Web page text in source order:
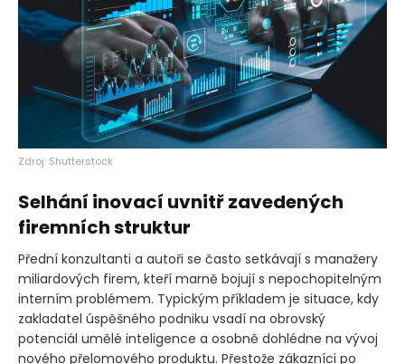
Zdroj: Shutterstock
Selhání inovací uvnitř zavedených
firemních struktur
Přední konzultanti a autoři se často setkávají s manažery
miliardových firem, kteří marně bojují s nepochopitelným
interním problémem. Typickým příkladem je situace, kdy
zakladatel úspěšného podniku vsadí na obrovský
potenciál umělé inteligence a osobně dohlédne na vývoj
nového přelomového produktu. Přestože zákazníci po